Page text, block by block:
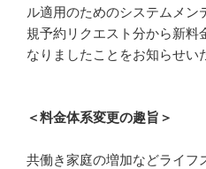
ル適用のためのシステムメン
規予約リクエスト分から新料
なりましたことをお知らせい
＜料金体系変更の趣旨＞
共働き家庭の増加などライフ